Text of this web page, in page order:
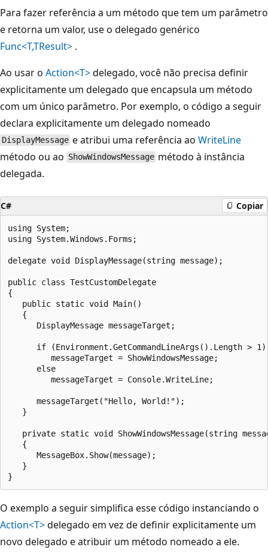
Para fazer referência a um método que tem um parâmetro
e retorna um valor, use o delegado genérico
Func<T,TResult> .
Ao usar o Action<T>delegado, você não precisa definir
explicitamente um delegado que encapsula um método
com um único parâmetro. Por exemplo, o código a seguir
declara explicitamente um delegado nomeado
DisplayMessage e atribui uma referência aoWriteLine
método ou ao ShowWindowsMessage método à instância
delegada.
C# Copiar
using System;
using System.Windows.Forms;
delegate void DisplayMessage(string message);
public class TestCustomDelegate
{
   public static void Main()
   {
      DisplayMessage messageTarget;
      if (Environment.GetCommandLineArgs().Length > 1)
         messageTarget = ShowWindowsMessage;
      else
         messageTarget = Console.WriteLine;
      messageTarget("Hello, World!");
   }
private static void ShowWindowsMessage(string
   {
      MessageBox.Show(message);
   }
O exemplo a seguir simplifica esse código instanciando o
Action<T>delegado em vez de definir explicitamente um
novo delegado e atribuir um método nomeado a ele.